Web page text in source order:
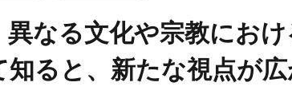
異なる文化や宗教におけ
ると、新たな視点が